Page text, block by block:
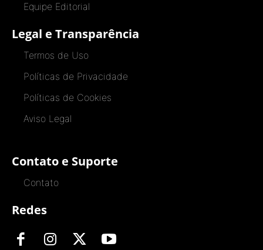
Equipe Editorial
Legal e Transparência
Termos de Uso
Políticas de Privacidade
Políticas de Cookies
Aviso Legal
Contato e Suporte
Contato
Redes